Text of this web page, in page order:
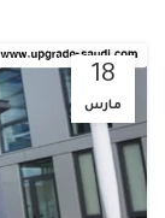
18
مارس